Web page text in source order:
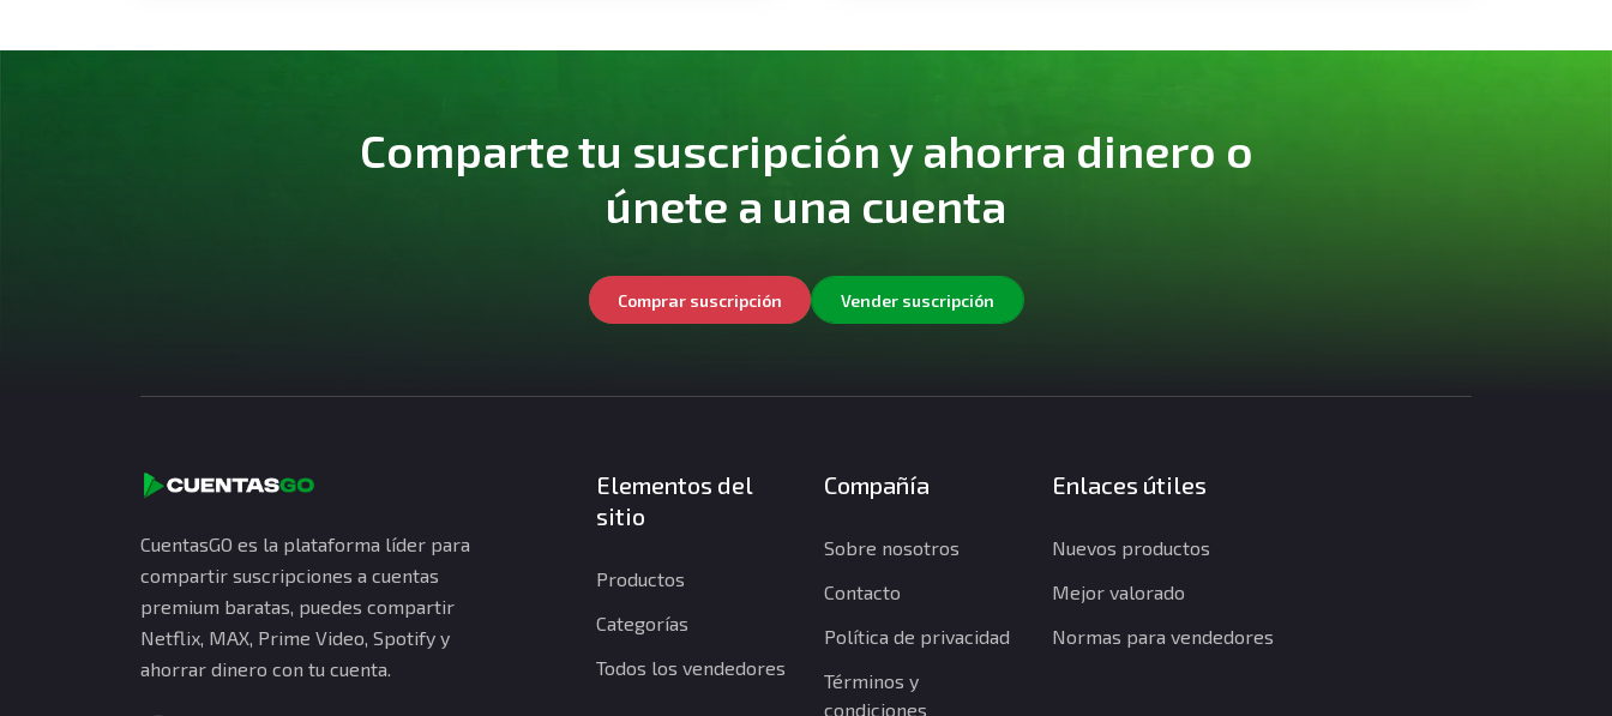
Comparte tu suscripción y ahorra dinero o
únete a una cuenta
Comprar suscripción Vender suscripción
CuentasGO es la plataforma líder para
compartir suscripciones a cuentas
premium baratas, puedes compartir
Netflix, MAX, Prime Video, Spotify y
ahorrar dinero con tu cuenta.
Elementos del
sitio
Productos
Categorías
Todos los vendedores
Compañía
Sobre nosotros
Contacto
Política de privacidad
Términos y
condiciones
Enlaces útiles
Nuevos productos
Mejor valorado
Normas para vendedores